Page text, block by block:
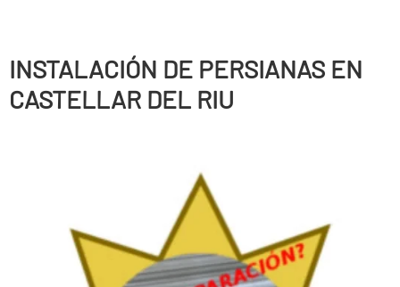
INSTALACIÓN DE PERSIANAS EN
CASTELLAR DEL RIU